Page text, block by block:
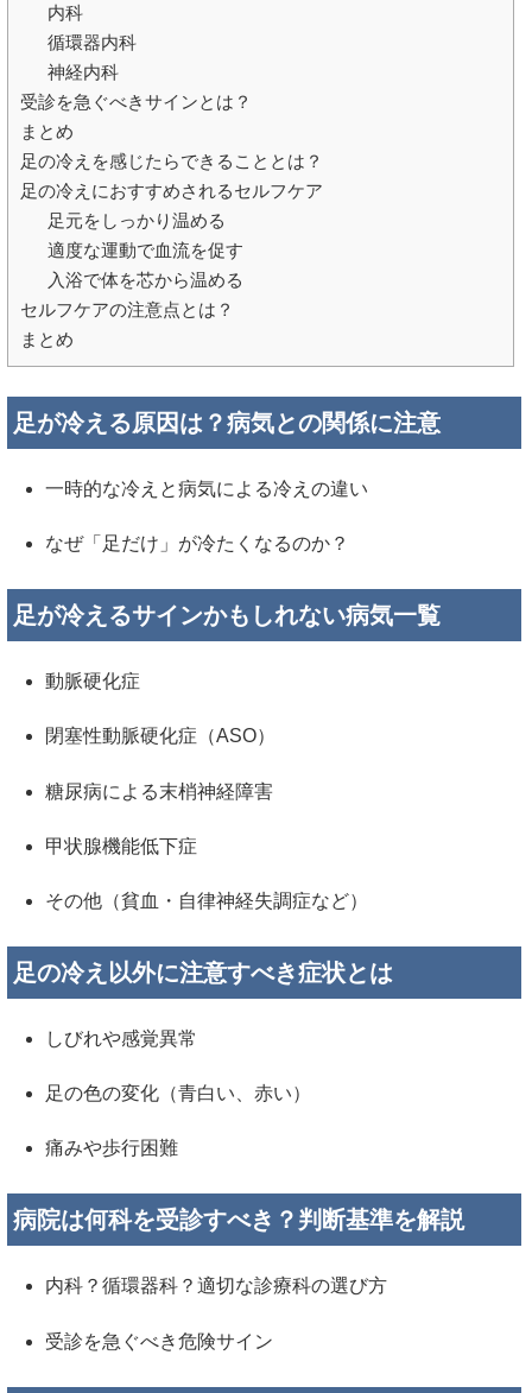
内科
循環器内科
神経内科
受診を急ぐべきサインとは？
まとめ
足の冷えを感じたらできることとは？
足の冷えにおすすめされるセルフケア
足元をしっかり温める
適度な運動で血流を促す
入浴で体を芯から温める
セルフケアの注意点とは？
まとめ
足が冷える原因は？病気との関係に注意
一時的な冷えと病気による冷えの違い
なぜ「足だけ」が冷たくなるのか？
足が冷えるサインかもしれない病気一覧
動脈硬化症
閉塞性動脈硬化症（ASO）
糖尿病による末梢神経障害
甲状腺機能低下症
その他（貧血・自律神経失調症など）
足の冷え以外に注意すべき症状とは
しびれや感覚異常
足の色の変化（青白い、赤い）
痛みや歩行困難
病院は何科を受診すべき？判断基準を解説
内科？循環器科？適切な診療科の選び方
受診を急ぐべき危険サイン